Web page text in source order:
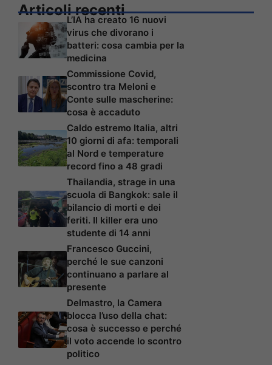
Articoli recenti
L’IA ha creato 16 nuovi
virus che divorano i
batteri: cosa cambia per la
medicina
Commissione Covid,
scontro tra Meloni e
Conte sulle mascherine:
cosa è accaduto
Caldo estremo Italia, altri
10 giorni di afa: temporali
al Nord e temperature
record fino a 48 gradi
Thailandia, strage in una
scuola di Bangkok: sale il
bilancio di morti e dei
feriti. Il killer era uno
studente di 14 anni
Francesco Guccini,
perché le sue canzoni
continuano a parlare al
presente
Delmastro, la Camera
blocca l’uso della chat:
cosa è successo e perché
il voto accende lo scontro
politico